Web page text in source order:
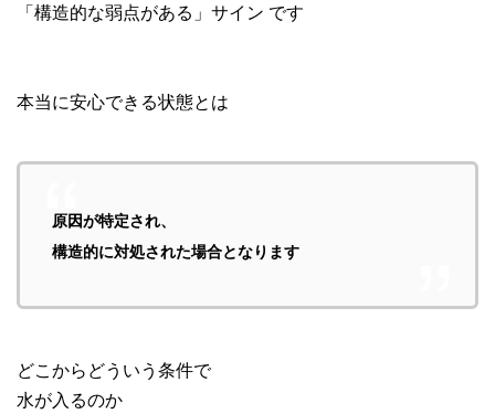
「構造的な弱点がある」サイン です
本当に安心できる状態とは
原因が特定され、
構造的に対処された場合となります
どこからどういう条件で
水が入るのか